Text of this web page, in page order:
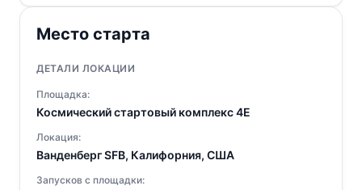
Место старта
ДЕТАЛИ ЛОКАЦИИ
Площадка:
Космический стартовый комплекс 4E
Локация:
Ванденберг SFB, Калифорния, США
Запусков с площадки: